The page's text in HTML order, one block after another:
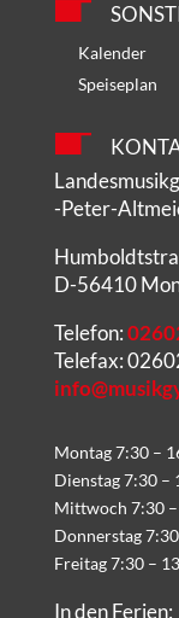
Kalender
Speiseplan
-Peter-
D-56410
Telefon:
Telefax:
Montag 7:30 –
Dienstag 7:30 –
Mittwoch 7:30
Donnerstag
Freitag 7:30 –
In den Ferien: